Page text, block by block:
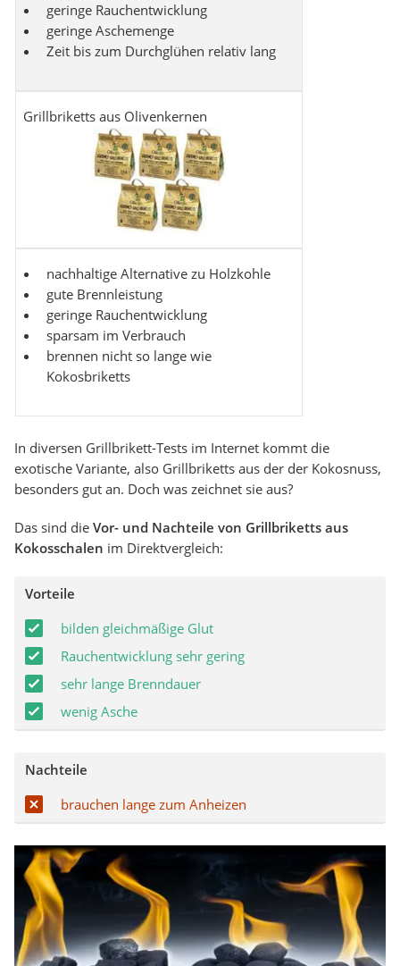
geringe Rauchentwicklung
geringe Aschemenge
Zeit bis zum Durchglühen relativ lang
Grillbriketts aus Olivenkernen
nachhaltige Alternative zu Holzkohle
gute Brennleistung
geringe Rauchentwicklung
sparsam im Verbrauch
brennen nicht so lange wie
Kokosbriketts
In diversen Grillbrikett-Tests im Internet kommt die
exotische Variante, also Grillbriketts aus der der Kokosnuss,
besonders gut an. Doch was zeichnet sie aus?
Das sind die Vor- und Nachteile von Grillbriketts aus
Kokosschalen im Direktvergleich:
Vorteile
bilden gleichmäßige Glut
Rauchentwicklung sehr gering
sehr lange Brenndauer
wenig Asche
Nachteile
brauchen lange zum Anheizen